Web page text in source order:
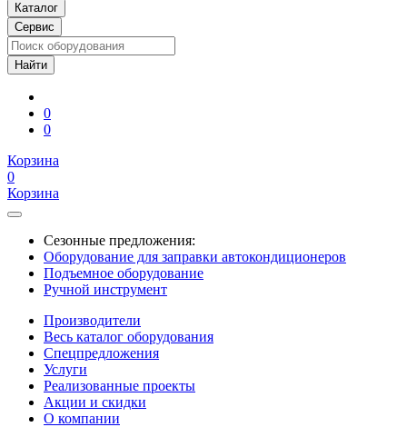
Каталог
Сервис
0
0
Корзина
0
Корзина
Сезонные предложения:
Оборудование для заправки автокондиционеров
Подъемное оборудование
Ручной инструмент
Производители
Весь каталог оборудования
Спецпредложения
Услуги
Реализованные проекты
Акции и скидки
О компании